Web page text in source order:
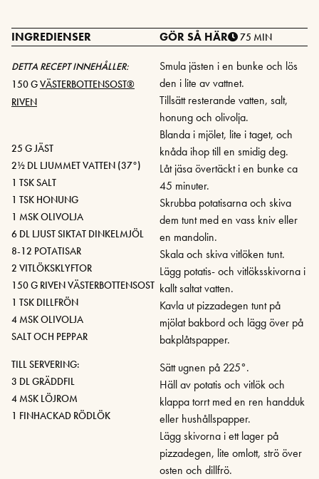
INGREDIENSER
DETTA RECEPT INNEHÅLLER:
150 GVÄSTERBOTTENSOST®
RIVEN
25 G JÄST
2½ DL LJUMMET VATTEN (37°)
1 TSK SALT
1 TSK HONUNG
1 MSK OLIVOLJA
6 DL LJUST SIKTAT DINKELMJÖL
8-12 POTATISAR
2 VITLÖKSKLYFTOR
150 G RIVEN VÄSTERBOTTENSOST
1 TSK DILLFRÖN
4 MSK OLIVOLJA
SALT OCH PEPPAR
TILL SERVERING:
3 DL GRÄDDFIL
4 MSK LÖJROM
1 FINHACKAD RÖDLÖK
GÖR SÅ HÄR 75 MIN
Smula jästen i en bunke och lös
den i lite av vattnet.
Tillsätt resterande vatten, salt,
honung och olivolja.
Blanda i mjölet, lite i taget, och
knåda ihop till en smidig deg.
Låt jäsa övertäckt i en bunke ca
45 minuter.
Skrubba potatisarna och skiva
dem tunt med en vass kniv eller
en mandolin.
Skala och skiva vitlöken tunt.
Lägg potatis- och vitlöksskivorna i
kallt saltat vatten.
Kavla ut pizzadegen tunt på
mjölat bakbord och lägg över på
bakplåtspapper.
Sätt ugnen på 225°.
Häll av potatis och vitlök och
klappa torrt med en ren handduk
eller hushållspapper.
Lägg skivorna i ett lager på
pizzadegen, lite omlott, strö över
osten och dillfrö.